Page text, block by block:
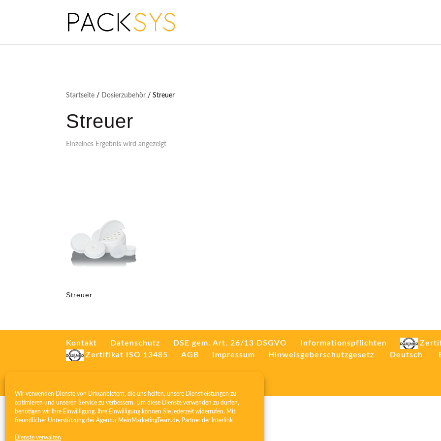
Wir verwenden Dienste von Drittanbietern, die uns helfen, unsere Dienstleistungen zu
optimieren und unseren Service zu verbessern. Um diese Dienste verwenden zu dürfen,
benötigen wir Ihre Einwilligung. Ihre Einwilligung können Sie jederzeit widerrufen. Mit
freundlicher Unterstützung der Agentur MeinMarketingTeam.de, Partner der Interlink
Dienste verwalten
Startseite / Dosierzubehör / Streuer
Streuer
Einzelnes Ergebnis wird angezeigt
Streuer
Kontakt Datenschutz DSE gem. Art. 26/13 DSGVO Informationspflichten
Zertifikat ISO 13485
AGB Impressum Hinweisgeberschutzgesetz Deutsch